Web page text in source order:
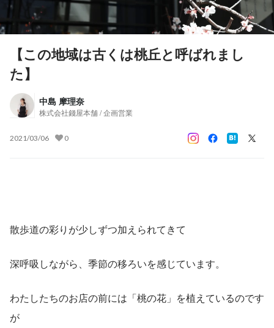
【この地域は古くは桃丘と呼ばれまし
た】
中島 摩理奈
株式会社錢屋本舗 / 企画営業
2021/03/06 0
散歩道の彩りが少しずつ加えられてきて
深呼吸しながら、季節の移ろいを感じています。
わたしたちのお店の前には「桃の花」を植えているのです
が